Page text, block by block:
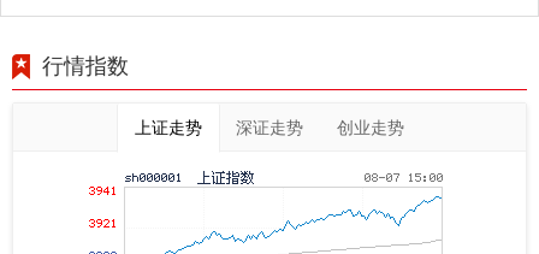
行情指数
上证走势 深证走势 创业走势